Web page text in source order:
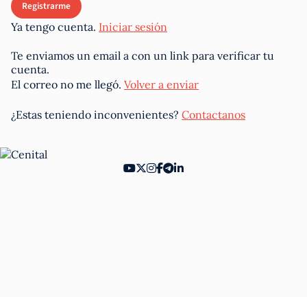
Ya tengo cuenta. Iniciar sesión
Te enviamos un email a con un link para verificar tu
cuenta.
El correo no me llegó. Volver a enviar
¿Estas teniendo inconvenientes? Contactanos